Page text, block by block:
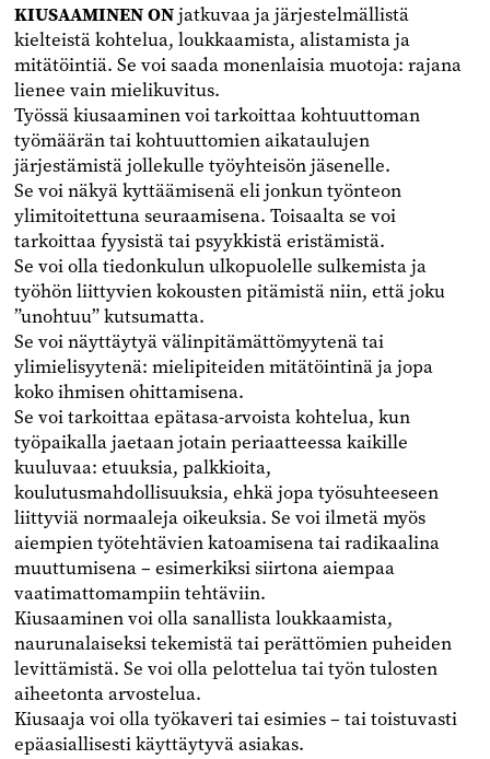
KIUSAAMINEN ONjatkuvaa ja järjestelmällistä
kielteistä kohtelua, loukkaamista, alistamista ja
mitätöintiä. Se voi saada monenlaisia muotoja: rajana
lienee vain mielikuvitus.
Työssä kiusaaminen voi tarkoittaa kohtuuttoman
työmäärän tai kohtuuttomien aikataulujen
järjestämistä jollekulle työyhteisön jäsenelle.
Se voi näkyä kyttäämisenä eli jonkun työnteon
ylimitoitettuna seuraamisena. Toisaalta se voi
tarkoittaa fyysistä tai psyykkistä eristämistä.
Se voi olla tiedonkulun ulkopuolelle sulkemista ja
työhön liittyvien kokousten pitämistä niin, että joku
”unohtuu” kutsumatta.
Se voi näyttäytyä välinpitämättömyytenä tai
ylimielisyytenä: mielipiteiden mitätöintinä ja jopa
koko ihmisen ohittamisena.
Se voi tarkoittaa epätasa-arvoista kohtelua, kun
työpaikalla jaetaan jotain periaatteessa kaikille
kuuluvaa: etuuksia, palkkioita,
koulutusmahdollisuuksia, ehkä jopa työsuhteeseen
liittyviä normaaleja oikeuksia. Se voi ilmetä myös
aiempien työtehtävien katoamisena tai radikaalina
muuttumisena – esimerkiksi siirtona aiempaa
vaatimattomampiin tehtäviin.
Kiusaaminen voi olla sanallista loukkaamista,
naurunalaiseksi tekemistä tai perättömien puheiden
levittämistä. Se voi olla pelottelua tai työn tulosten
aiheetonta arvostelua.
Kiusaaja voi olla työkaveri tai esimies – tai toistuvasti
epäasiallisesti käyttäytyvä asiakas.